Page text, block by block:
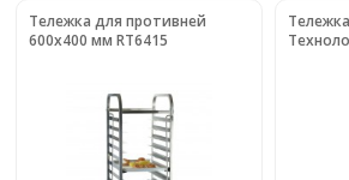
Тележка для противней
600х400 мм RT6415